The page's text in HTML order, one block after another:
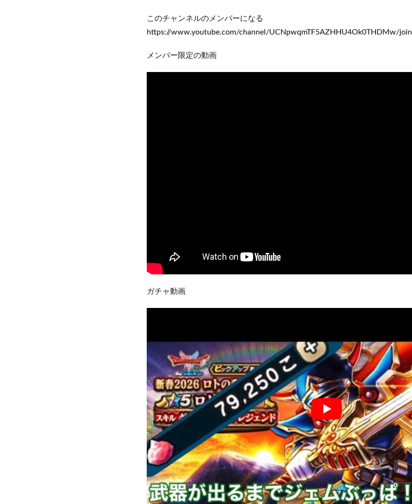
このチャンネルのメンバーになる
https://www.youtube.com/channel/UCNpwqmTF5AZHHU4Ok0THDMw/join
メンバー限定の動画
ガチャ動画